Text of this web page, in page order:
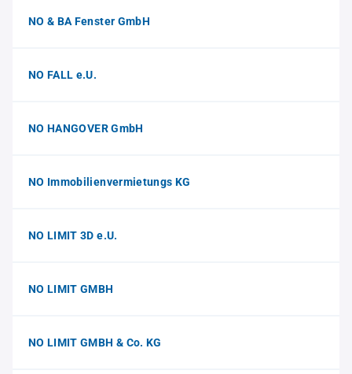
NO & BA Fenster GmbH
NO FALL e.U.
NO HANGOVER GmbH
NO Immobilienvermietungs KG
NO LIMIT 3D e.U.
NO LIMIT GMBH
NO LIMIT GMBH & Co. KG